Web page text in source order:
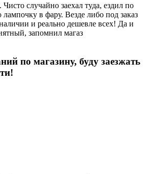
случайно заехал туда, ездил по
в фару. Везде либо под заказ
и реально дешевле всех! Да и
запомнил магаз
по магазину, буду заезжать